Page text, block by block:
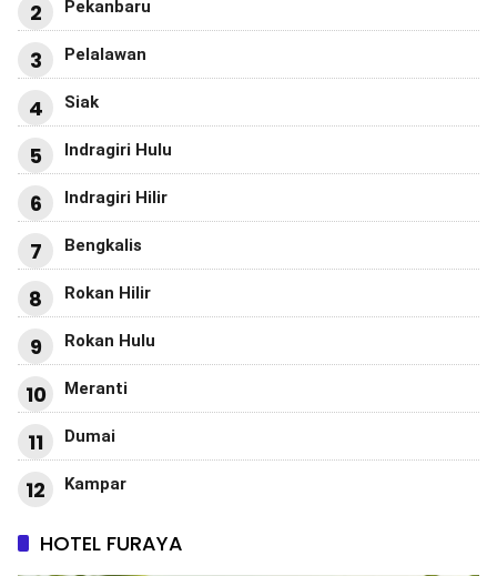
2 Pekanbaru
3 Pelalawan
4 Siak
5 Indragiri Hulu
6 Indragiri Hilir
7 Bengkalis
8 Rokan Hilir
9 Rokan Hulu
10 Meranti
11 Dumai
12 Kampar
HOTEL FURAYA